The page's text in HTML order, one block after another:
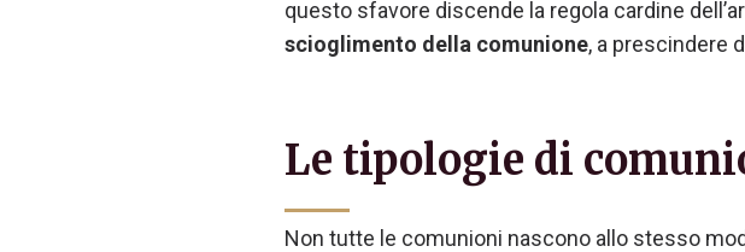
questo sfavore discende la regola cardine
scioglimento della comunione, a prescindere
Le tipologie di
Non tutte le comunioni nascono allo stesso